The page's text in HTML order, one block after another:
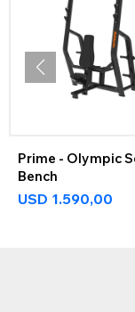
Prime - Olympic
Bench
USD 1.590,00